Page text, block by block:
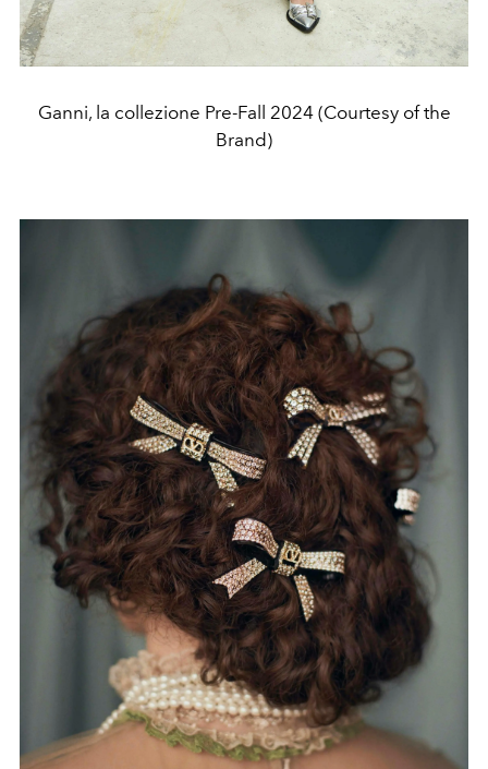
Ganni, la collezione Pre-Fall 2024 (Courtesy of the
Brand)